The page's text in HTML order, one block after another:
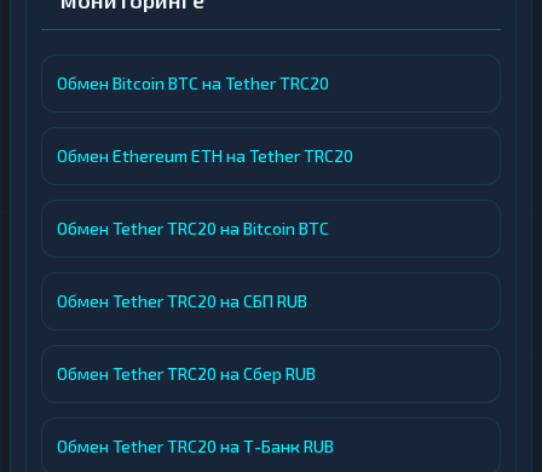
Обмен Bitcoin BTC на Tether TRC20
Обмен Ethereum ETH на Tether TRC20
Обмен Tether TRC20 на Bitcoin BTC
Обмен Tether TRC20 на СБП RUB
Обмен Tether TRC20 на Сбер RUB
Обмен Tether TRC20 на Т-Банк RUB